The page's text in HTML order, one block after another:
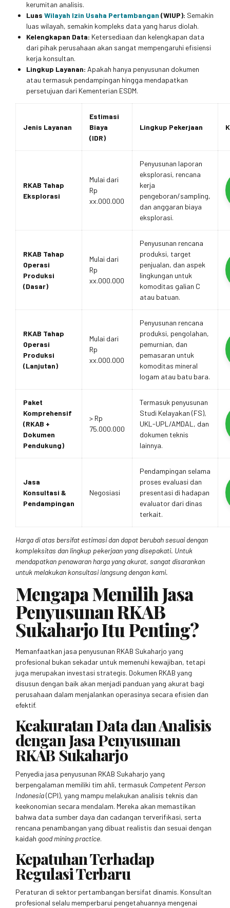
kerumitan analisis.
Luas Wilayah Izin Usaha Pertambangan (WIUP): Semakin
luas wilayah, semakin kompleks data yang harus diolah.
Kelengkapan Data: Ketersediaan dan kelengkapan data
dari pihak perusahaan akan sangat mempengaruhi efisiensi
kerja konsultan.
Lingkup Layanan: Apakah hanya penyusunan dokumen
atau termasuk pendampingan hingga mendapatkan
persetujuan dari Kementerian ESDM.
Jenis Layanan
Estimasi
Biaya
(IDR)
Lingkup Pekerjaan
RKAB Tahap
Eksplorasi
Mulai dari
Rp
xx.000.000
Penyusunan laporan
eksplorasi, rencana
kerja
pengeboran/sampling,
dan anggaran biaya
eksplorasi.
RKAB Tahap
Operasi
Produksi
(Dasar)
Mulai dari
Rp
xx.000.000
Penyusunan rencana
produksi, target
penjualan, dan aspek
lingkungan untuk
komoditas galian C
atau batuan.
RKAB Tahap
Operasi
Produksi
(Lanjutan)
Mulai dari
Rp
xx.000.000
Penyusunan rencana
produksi, pengolahan,
pemurnian, dan
pemasaran untuk
komoditas mineral
logam atau batu bara.
Paket
Komprehensif
(RKAB +
Dokumen
Pendukung)
> Rp
75.000.000
Termasuk penyusunan
Studi Kelayakan (FS),
UKL-UPL/AMDAL, dan
dokumen teknis
lainnya.
Jasa
Konsultasi &
Pendampingan
Negosiasi
Pendampingan selama
proses evaluasi dan
presentasi di hadapan
evaluator dari dinas
terkait.
Harga di atas bersifat estimasi dan dapat berubah sesuai dengan
kompleksitas dan lingkup pekerjaan yang disepakati. Untuk
mendapatkan penawaran harga yang akurat, sangat disarankan
untuk melakukan konsultasi langsung dengan kami.
Mengapa Memilih Jasa
Penyusunan RKAB
Sukaharjo Itu Penting?
Memanfaatkan jasa penyusunan RKAB Sukaharjo yang
profesional bukan sekadar untuk memenuhi kewajiban, tetapi
juga merupakan investasi strategis. Dokumen RKAB yang
disusun dengan baik akan menjadi panduan yang akurat bagi
perusahaan dalam menjalankan operasinya secara efisien dan
efektif.
Keakuratan Data dan Analisis
dengan Jasa Penyusunan
RKAB Sukaharjo
Penyedia jasa penyusunan RKAB Sukaharjo yang
berpengalaman memiliki tim ahli, termasuk Competent Person
Indonesia(CPI), yang mampu melakukan analisis teknis dan
keekonomian secara mendalam. Mereka akan memastikan
bahwa data sumber daya dan cadangan terverifikasi, serta
rencana penambangan yang dibuat realistis dan sesuai dengan
kaidah good mining practice.
Kepatuhan Terhadap
Regulasi Terbaru
Peraturan di sektor pertambangan bersifat dinamis. Konsultan
profesional selalu memperbarui pengetahuannya mengenai